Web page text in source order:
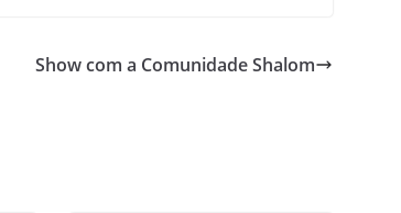
Show com a Comunidade Shalom